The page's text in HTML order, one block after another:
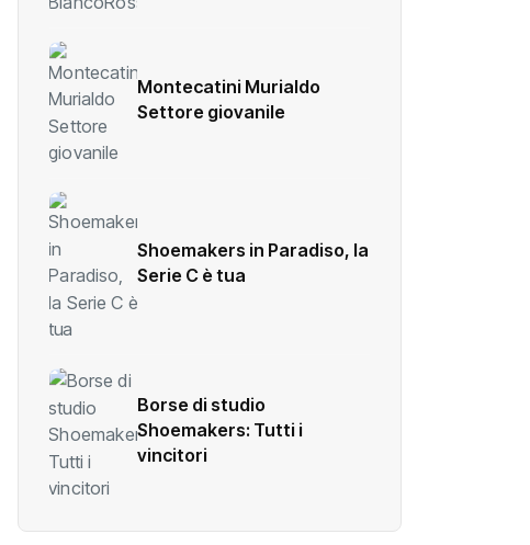
Montecatini Murialdo
Settore giovanile
Shoemakers in Paradiso, la
Serie C è tua
Borse di studio
Shoemakers: Tutti i
vincitori